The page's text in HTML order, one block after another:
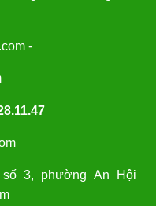
-
3, phường An Hội